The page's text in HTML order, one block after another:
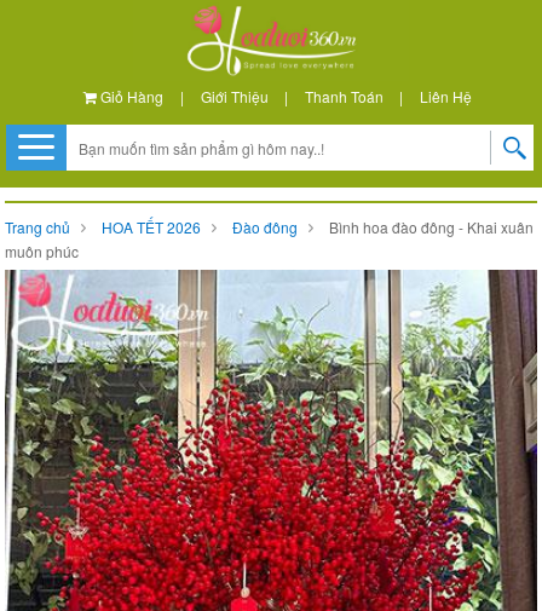
Giỏ Hàng | Giới Thiệu | Thanh Toán | Liên Hệ
Trang chủ HOA TẾT 2026 Đào đông
Bình hoa đào đông - Khai xuân
muôn phúc